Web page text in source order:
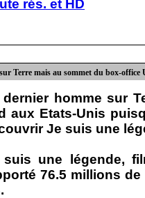
rés. et HD
Terre mais au sommet du box-office
dernier homme sur
aux Etats-Unis
Je suis une
suis une légende,
76.5 millions